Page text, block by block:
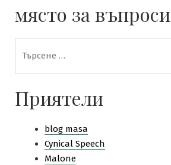
място за въпроси
за:
Приятели
blog masa
Cynical Speech
Malone